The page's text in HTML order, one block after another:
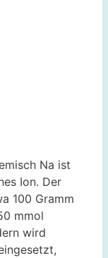
Na ist
Ion. Der
100 Gramm
mmol
wird